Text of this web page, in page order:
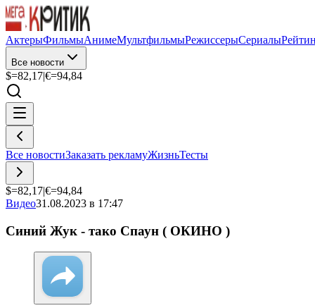
АктерыФильмыАнимеМультфильмыРежиссерыСериалы
Все новости
$=82,17|€=94,84
Все новостиЗаказать рекламуЖизньТесты
$=82,17|€=94,84
Видео31.08.2023 в 17:47
Синий Жук - тако Спаун ( ОКИНО )